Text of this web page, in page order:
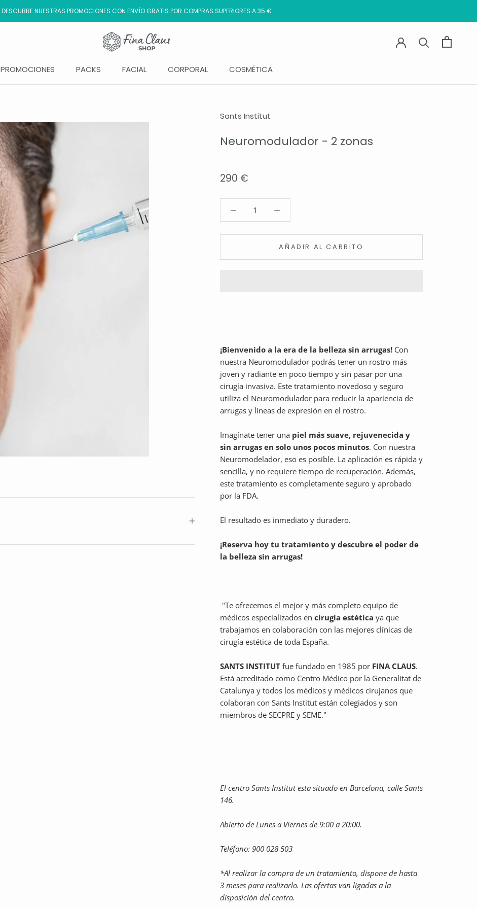
DESCUBRE NUESTRAS PROMOCIONES CON ENVÍO GRATIS POR COMPRAS SUPERIORES A 35 €
PROMOCIONES
PACKS FACIAL CORPORAL COSMÉTICA
Sants Institut
Neuromodulador - 2 zonas
290 €
AÑADIR AL CARRITO
¡Bienvenido a la era de la belleza sin arrugas! Con
nuestra Neuromodulador podrás tener un rostro más
joven y radiante en poco tiempo y sin pasar por una
cirugía invasiva. Este tratamiento novedoso y seguro
utiliza el Neuromodulador para reducir la apariencia de
arrugas y líneas de expresión en el rostro.
Imagínate tener una piel más suave, rejuvenecida y
sin arrugas en solo unos pocos minutos. Con nuestra
Neuromodelador, eso es posible. La aplicación es rápida y
sencilla, y no requiere tiempo de recuperación. Además,
este tratamiento es completamente seguro y aprobado
por la FDA.
El resultado es inmediato y duradero.
¡Reserva hoy tu tratamiento y descubre el poder de
la belleza sin arrugas!
"Te ofrecemos el mejor y más completo equipo de
médicos especializados en cirugía estética ya que
trabajamos en colaboración con las mejores clínicas de
cirugía estética de toda España.
SANTS INSTITUT fue fundado en 1985 por FINA CLAUS.
Está acreditado como Centro Médico por la Generalitat de
Catalunya y todos los médicos y médicos cirujanos que
colaboran con Sants Institut están colegiados y son
miembros de SECPRE y SEME."
El centro Sants Institut esta situado en Barcelona, calle Sants
146.
Abierto de Lunes a Viernes de 9:00 a 20:00.
Teléfono: 900 028 503
*Al realizar la compra de un tratamiento, dispone de hasta
3 meses para realizarlo. Las ofertas van ligadas a la
disposición del centro.